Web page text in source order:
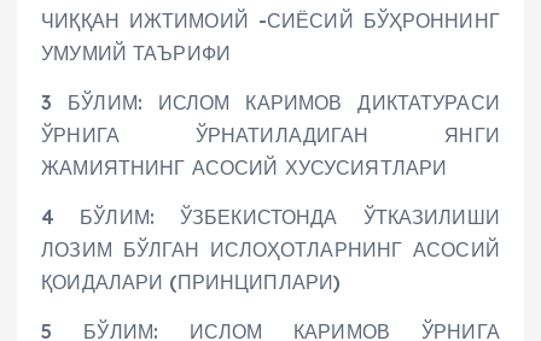
ЧИҚҚАН ИЖТИМОИЙ -СИЁСИЙ БЎҲРОННИНГ
УМУМИЙ ТАЪРИФИ
3 БЎЛИМ: ИСЛОМ КАРИМОВ ДИКТАТУРАСИ
ЎРНИГА ЎРНАТИЛАДИГАН ЯНГИ
ЖАМИЯТНИНГ АСОСИЙ ХУСУСИЯТЛАРИ
4 БЎЛИМ: ЎЗБЕКИСТОНДА ЎТКАЗИЛИШИ
ЛОЗИМ БЎЛГАН ИСЛОҲОТЛАРНИНГ АСОСИЙ
ҚОИДАЛАРИ (ПРИНЦИПЛАРИ)
5 БЎЛИМ: ИСЛОМ КАРИМОВ ЎРНИГА